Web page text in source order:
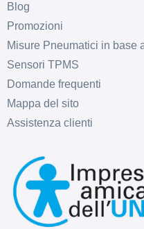
Blog
Promozioni
Misure Pneumatici in base
Sensori TPMS
Domande frequenti
Mappa del sito
Assistenza clienti